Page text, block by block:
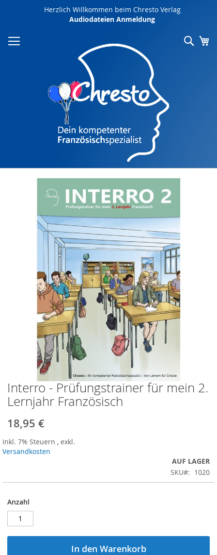
Herzlich Willkommen beim Chresto Verlag
Audiodateien Anmeldung
Interro - Prüfungstrainer für mein 2.
Lernjahr Französisch
18,95 €
Inkl. 7% Steuern , exkl.
Versandkosten
AUF LAGER
SKU
1020
Anzahl
In den Warenkorb
Zum
Anfang
der
springen